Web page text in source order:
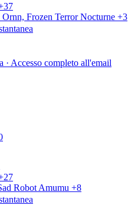
Frozen Terror Nocturne +3
· Accesso completo all'email
Robot Amumu +8